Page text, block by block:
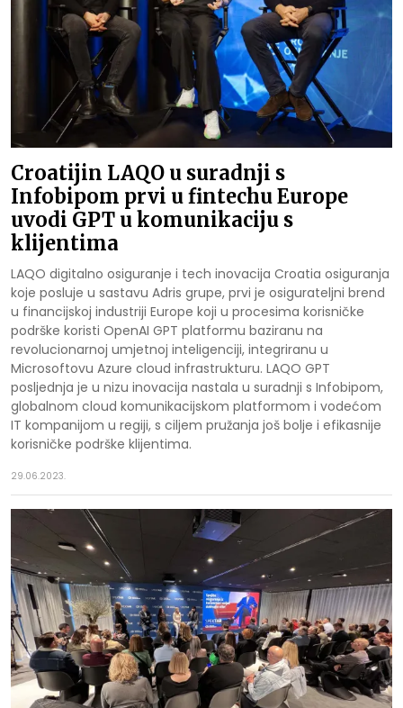
Croatijin LAQO u suradnji s
Infobipom prvi u fintechu Europe
uvodi GPT u komunikaciju s
klijentima
LAQO digitalno osiguranje i tech inovacija Croatia osiguranja
koje posluje u sastavu Adris grupe, prvi je osigurateljni brend
u financijskoj industriji Europe koji u procesima korisničke
podrške koristi OpenAI GPT platformu baziranu na
revolucionarnoj umjetnoj inteligenciji, integriranu u
Microsoftovu Azure cloud infrastrukturu. LAQO GPT
posljednja je u nizu inovacija nastala u suradnji s Infobipom,
globalnom cloud komunikacijskom platformom i vodećom
IT kompanijom u regiji, s ciljem pružanja još bolje i efikasnije
korisničke podrške klijentima.
29.06.2023.